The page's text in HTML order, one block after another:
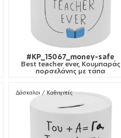
#KP_15067_money-safe
Best teacher ever, Κουμπαράς
πορσελάνης με τάπα
Δάσκαλοι / Καθηγητές